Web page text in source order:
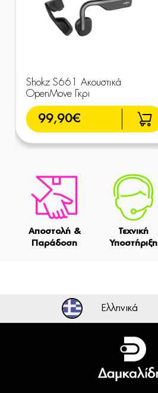
Shokz S661 Ακουστικά
OpenMove Γκρι
99,90€
Αποστολή &
Παράδοση
Τεχνική
Υποστήριξη
Ελληνικά
Ελληνικά
English